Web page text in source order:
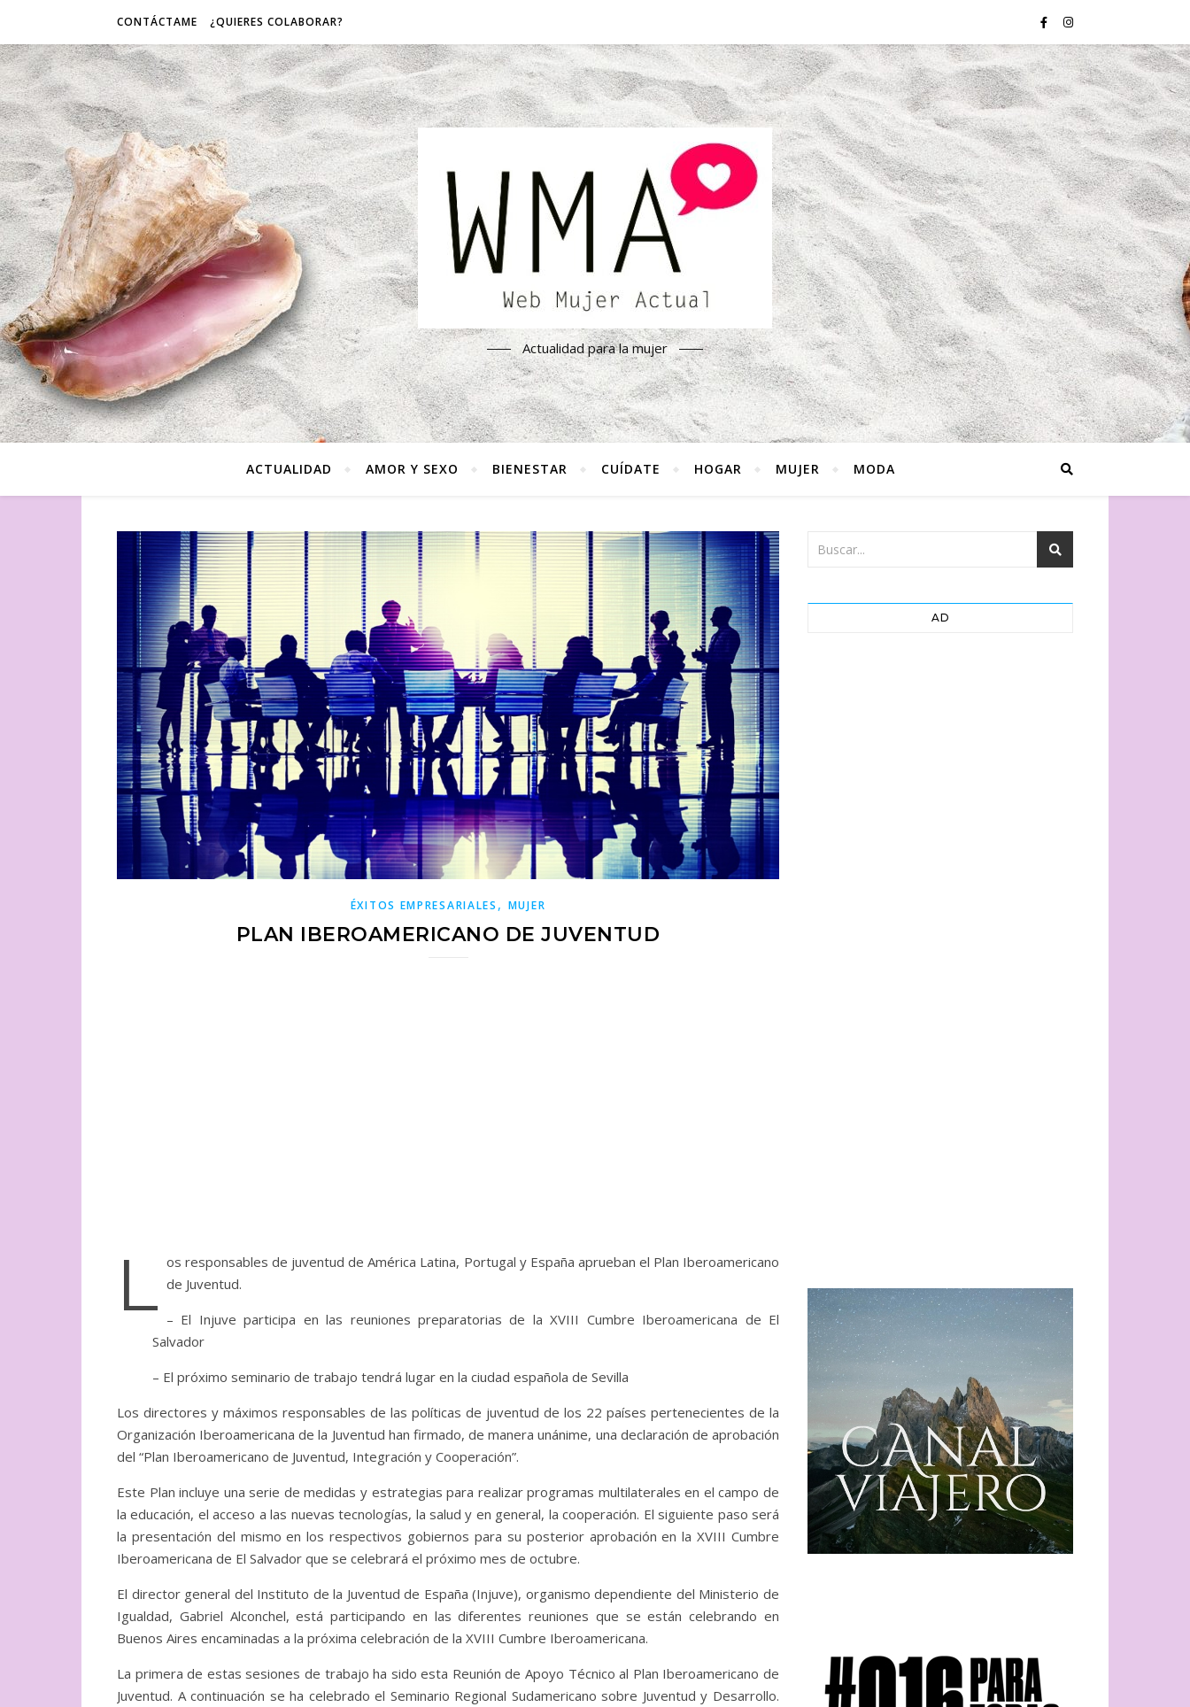
CONTÁCTAME ¿QUIERES COLABORAR?
Actualidad para la mujer
ACTUALIDAD AMOR Y SEXO BIENESTAR CUÍDATE HOGAR MUJER MODA
ÉXITOS EMPRESARIALES , MUJER
PLAN IBEROAMERICANO DE JUVENTUD
L os responsables de juventud de América Latina, Portugal y España aprueban el Plan Iberoamericano
de Juventud.
– El Injuve participa en las reuniones preparatorias de la XVIII Cumbre Iberoamericana de El
Salvador
– El próximo seminario de trabajo tendrá lugar en la ciudad española de Sevilla
Los directores y máximos responsables de las políticas de juventud de los 22 países pertenecientes de la
Organización Iberoamericana de la Juventud han firmado, de manera unánime, una declaración de aprobación
del “Plan Iberoamericano de Juventud, Integración y Cooperación”.
Este Plan incluye una serie de medidas y estrategias para realizar programas multilaterales en el campo de
la educación, el acceso a las nuevas tecnologías, la salud y en general, la cooperación. El siguiente paso será
la presentación del mismo en los respectivos gobiernos para su posterior aprobación en la XVIII Cumbre
Iberoamericana de El Salvador que se celebrará el próximo mes de octubre.
El director general del Instituto de la Juventud de España (Injuve), organismo dependiente del Ministerio de
Igualdad, Gabriel Alconchel, está participando en las diferentes reuniones que se están celebrando en
Buenos Aires encaminadas a la próxima celebración de la XVIII Cumbre Iberoamericana.
La primera de estas sesiones de trabajo ha sido esta Reunión de Apoyo Técnico al Plan Iberoamericano de
Juventud. A continuación se ha celebrado el Seminario Regional Sudamericano sobre Juventud y Desarrollo.
AD